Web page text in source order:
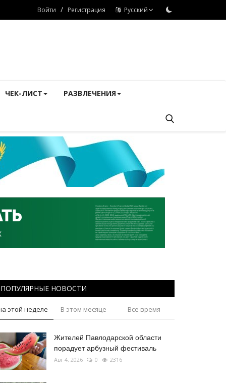
Войти / Регистрация Русский
ЧЕК-ЛИСТ РАЗВЛЕЧЕНИЯ
ПОПУЛЯРНЫЕ НОВОСТИ
этой неделе В этом месяце Все время
Жителей Павлодарской области
порадует арбузный фестиваль
Авг 4, 2026 0 2316